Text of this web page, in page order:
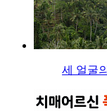
세 얼굴